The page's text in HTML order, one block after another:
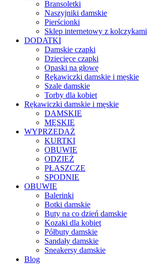
Bransoletki
Naszyjniki damskie
Pierścionki
Sklep internetowy z kolczykami
DODATKI
Damskie czapki
Dziecięce czapki
Opaski na głowę
Rękawiczki damskie i męskie
Szale damskie
Torby dla kobiet
Rękawiczki damskie i męskie
DAMSKIE
MĘSKIE
WYPRZEDAŻ
KURTKI
OBUWIE
ODZIEŻ
PŁASZCZE
SPODNIE
OBUWIE
Balerinki
Botki damskie
Buty na co dzień damskie
Kozaki dla kobiet
Półbuty damskie
Sandały damskie
Sneakersy damskie
Blog